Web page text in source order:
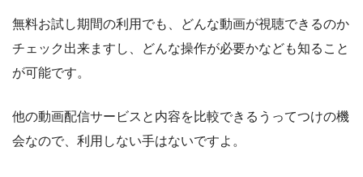
無料お試し期間の利用でも、どんな動画が視聴できるのか
チェック出来ますし、どんな操作が必要かなども知ること
が可能です。
他の動画配信サービスと内容を比較できるうってつけの機
会なので、利用しない手はないですよ。